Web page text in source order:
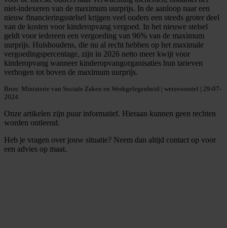
niet-indexeren van de maximum uurprijs. In de aanloop naar een
nieuw financieringsstelsel krijgen veel ouders een steeds groter deel
van de kosten voor kinderopvang vergoed. In het nieuwe stelsel
geldt voor iedereen een vergoeding van 96% van de maximum
uurprijs. Huishoudens, die nu al recht hebben op het maximale
vergoedingspercentage, zijn in 2026 netto meer kwijt voor
kinderopvang wanneer kinderopvangorganisaties hun tarieven
verhogen tot boven de maximum uurprijs.
Bron: Ministerie van Sociale Zaken en Werkgelegenheid | wetsvoorstel | 29-07-
2024
Onze artikelen zijn puur informatief. Hieraan kunnen geen rechten
worden ontleend.
Heb je vragen over jouw situatie? Neem dan altijd contact op voor
een advies op maat.